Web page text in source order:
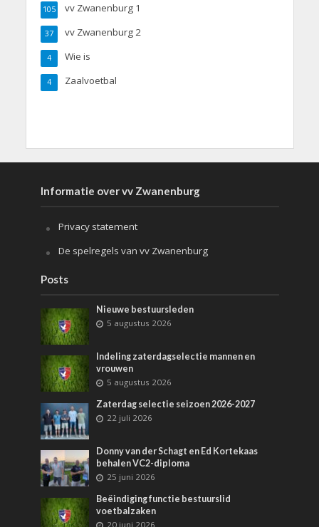
vv Zwanenburg 1
105
vv Zwanenburg 2
37
Wie is
4
Zaalvoetbal
4
Informatie over vv Zwanenburg
Privacy statement
De spelregels van vv Zwanenburg
Posts
Nieuwe bestuursleden
5 augustus 2026
Indeling zaterdagselectie mannen en
vrouwen
5 augustus 2026
Zaterdag selectie seizoen 2026-2027
22 juli 2026
Donny van der Schagt en Ed Kortekaas
behalen VC2-diploma
25 juni 2026
Beëindiging functie bestuurslid
voetbalzaken
20 juni 2026